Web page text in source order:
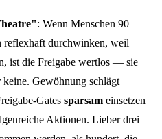
: Wenn Menschen 90
reflexhaft durchwinken, weil
ist die Freigabe wertlos — sie
Gewöhnung schlägt
Gates sparsam einsetzen
Aktionen. Lieber drei